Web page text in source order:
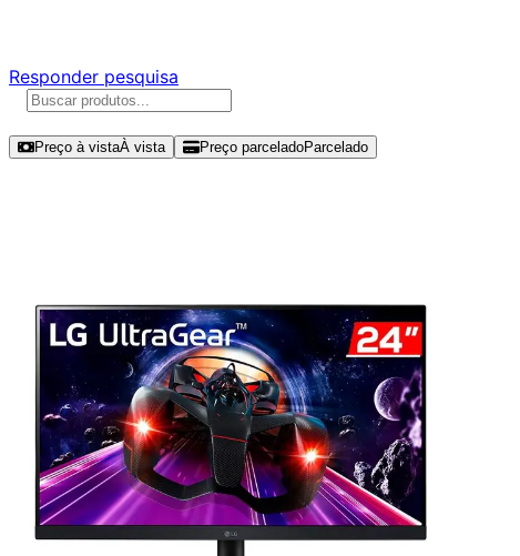
Responder pesquisa
Preço à vistaÀ vista Preço parceladoParcelado